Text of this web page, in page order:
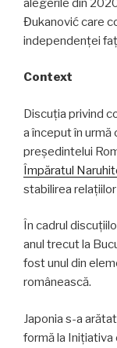
alegerile din
Đukanović care
independenței
Context
Discuția privind
a început în urmă
președintelui
Împăratul
stabilirea
În cadrul
anul trecut la
fost unul din
românească.
Japonia s-a
formă la Inițiativa